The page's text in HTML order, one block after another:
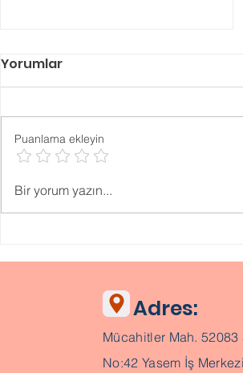
Psikolojik ONLİNE TESTLER
Yorumlar
Puanlama ekleyin
Bir yorum yazın...
Adres:
Mücahitler Mah. 52083
No:42 Yasem İş Merkezi